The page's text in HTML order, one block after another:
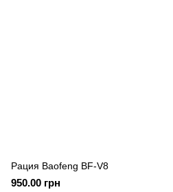
Рация Baofeng BF-V8
950.00 грн